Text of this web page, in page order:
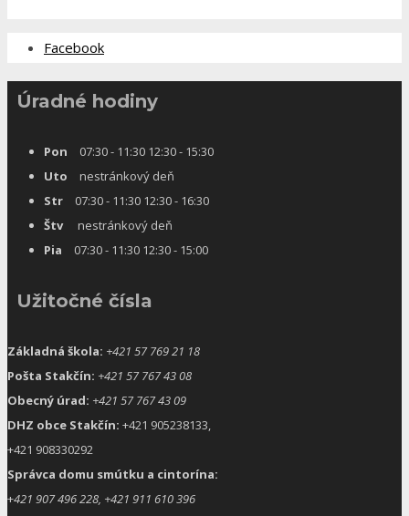
Facebook
Úradné hodiny
Pon 07:30 - 11:30 12:30 - 15:30
Uto nestránkový deň
Str 07:30 - 11:30 12:30 - 16:30
Štvnestránkový deň
Pia 07:30 - 11:30 12:30 - 15:00
Užitočné čísla
Základná škola: +421 57 769 21 18
Pošta Stakčín: +421 57 767 43 08
Obecný úrad: +421 57 767 43 09
DHZ obce Stakčín: +421 905238133,
+421 908330292
Správca domu smútku a cintorína:
+421 907 496 228, +421 911 610 396